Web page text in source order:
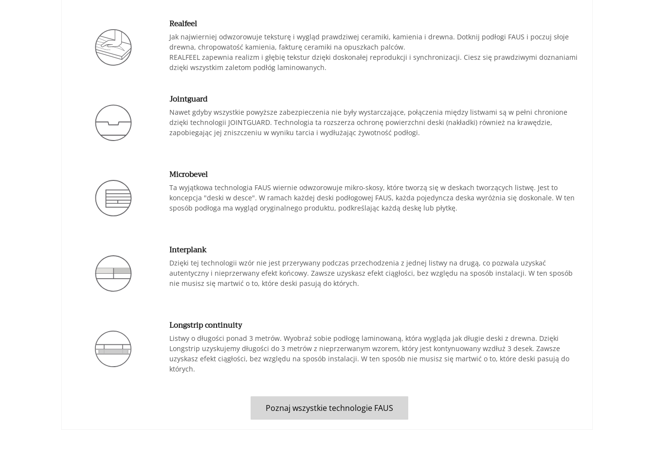
Realfeel
Jak najwierniej odwzorowuje teksturę i wygląd prawdziwej ceramiki, kamienia i drewna. Dotknij podłogi FAUS i poczuj słoje
drewna, chropowatość kamienia, fakturę ceramiki na opuszkach palców.
REALFEEL zapewnia realizm i głębię tekstur dzięki doskonałej reprodukcji i synchronizacji. Ciesz się prawdziwymi doznaniami
dzięki wszystkim zaletom podłóg laminowanych.
Jointguard
Nawet gdyby wszystkie powyższe zabezpieczenia nie były wystarczające, połączenia między listwami są w pełni chronione
dzięki technologii JOINTGUARD. Technologia ta rozszerza ochronę powierzchni deski (nakładki) również na krawędzie,
zapobiegając jej zniszczeniu w wyniku tarcia i wydłużając żywotność podłogi.
Microbevel
Ta wyjątkowa technologia FAUS wiernie odwzorowuje mikro-skosy, które tworzą się w deskach tworzących listwę. Jest to
koncepcja "deski w desce". W ramach każdej deski podłogowej FAUS, każda pojedyncza deska wyróżnia się doskonale. W ten
sposób podłoga ma wygląd oryginalnego produktu, podkreślając każdą deskę lub płytkę.
Interplank
Dzięki tej technologii wzór nie jest przerywany podczas przechodzenia z jednej listwy na drugą, co pozwala uzyskać
autentyczny i nieprzerwany efekt końcowy. Zawsze uzyskasz efekt ciągłości, bez względu na sposób instalacji. W ten sposób
nie musisz się martwić o to, które deski pasują do których.
Longstrip continuity
Listwy o długości ponad 3 metrów. Wyobraź sobie podłogę laminowaną, która wygląda jak długie deski z drewna. Dzięki
Longstrip uzyskujemy długości do 3 metrów z nieprzerwanym wzorem, który jest kontynuowany wzdłuż 3 desek. Zawsze
uzyskasz efekt ciągłości, bez względu na sposób instalacji. W ten sposób nie musisz się martwić o to, które deski pasują do
których.
Poznaj wszystkie technologie FAUS